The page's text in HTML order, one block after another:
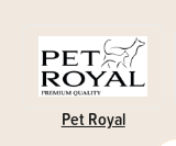
Pet Royal